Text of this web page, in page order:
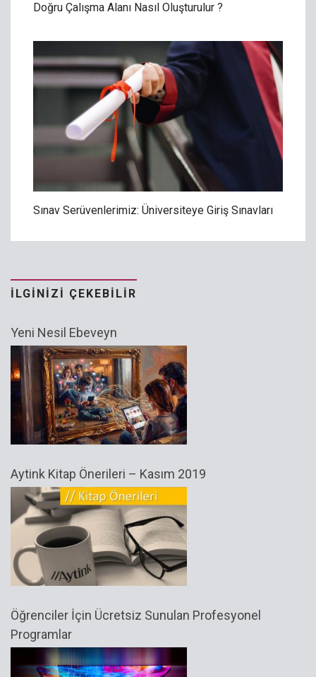
Doğru Çalışma Alanı Nasıl Oluşturulur ?
Sınav Serüvenlerimiz: Üniversiteye Giriş Sınavları
İLGINIZI ÇEKEBILIR
Yeni Nesil Ebeveyn
Aytink Kitap Önerileri – Kasım 2019
Öğrenciler İçin Ücretsiz Sunulan Profesyonel
Programlar